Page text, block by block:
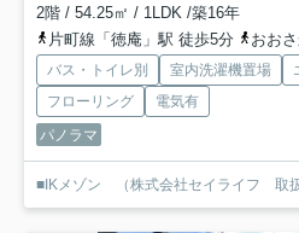
2階 / 54.25㎡ / 1LDK /築16年
片町線「徳庵」駅 徒歩5分
おおさ
バス・トイレ別 室内洗濯機置場
フローリング
電気有
パノラマ
■IKメゾン （株式会社セイライフ 取扱